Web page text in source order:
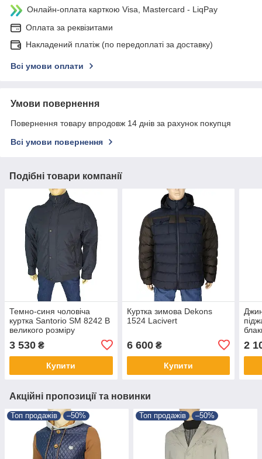
Онлайн-оплата карткою Visa, Mastercard - LiqPay
Оплата за реквізитами
Накладений платіж (по передоплаті за доставку)
Всі умови оплати
Умови повернення
Повернення товару впродовж 14 днів за рахунок покупця
Всі умови повернення
Подібні товари компанії
Темно-синя чоловіча
куртка Santorio SM 8242 B
великого розміру
3 530 ₴
Купити
Куртка зимова Dekons
1524 Lacivert
6 600₴
Купити
2
Акційні пропозиції та новинки
Топ продажів –50% Топ продажів –50%